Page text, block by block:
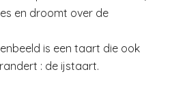
en droomt over de
is een taart die ook
: de ijstaart.